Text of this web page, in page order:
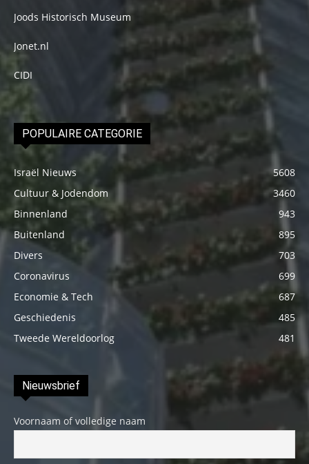
Joods Historisch Museum
Jonet.nl
CIDI
POPULAIRE CATEGORIE
Israël Nieuws
5608
Cultuur & Jodendom
3460
Binnenland
943
Buitenland
895
Divers
703
Coronavirus
699
Economie & Tech
687
Geschiedenis
485
Tweede Wereldoorlog
481
Nieuwsbrief
Voornaam of volledige naam